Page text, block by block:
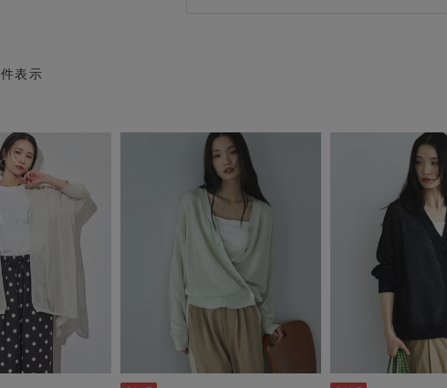
件表示